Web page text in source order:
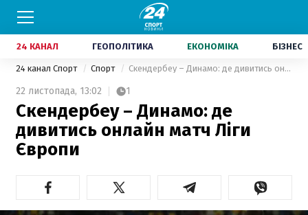
24 КАНАЛ ГЕОПОЛІТИКА ЕКОНОМІКА БІЗНЕС
24 канал Спорт Спорт Скендербеу – Динамо: де дивитись онлайн матч Ліги Європи
22 листопада, 13:02 1
Скендербеу – Динамо: де
дивитись онлайн матч Ліги
Європи